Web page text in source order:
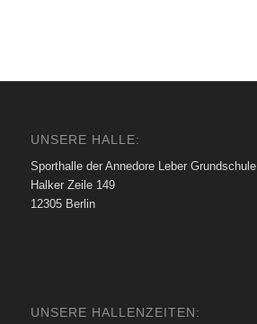
UNSERE HALLE:
Sporthalle der Annedore Leber Grundschule
Halker Zeile 149
12305 Berlin
UNSERE HALLENZEITEN: